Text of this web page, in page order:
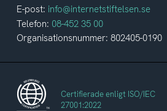
E-post: info@internetstiftelsen.se
Telefon: 08-452 35 00
Organisationsnummer: 802405-0190
Certifierade enligt ISO/IEC
27001:2022